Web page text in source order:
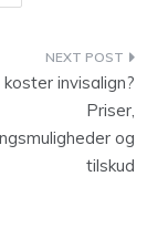
invisalign?
Priser,
og
tilskud